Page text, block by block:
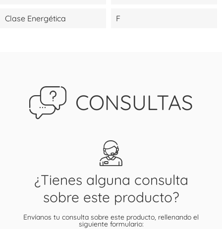
Clase Energética F
CONSULTAS
¿Tienes alguna consulta
sobre este producto?
Envíanos tu consulta sobre este producto, rellenando el
siguiente formulario: